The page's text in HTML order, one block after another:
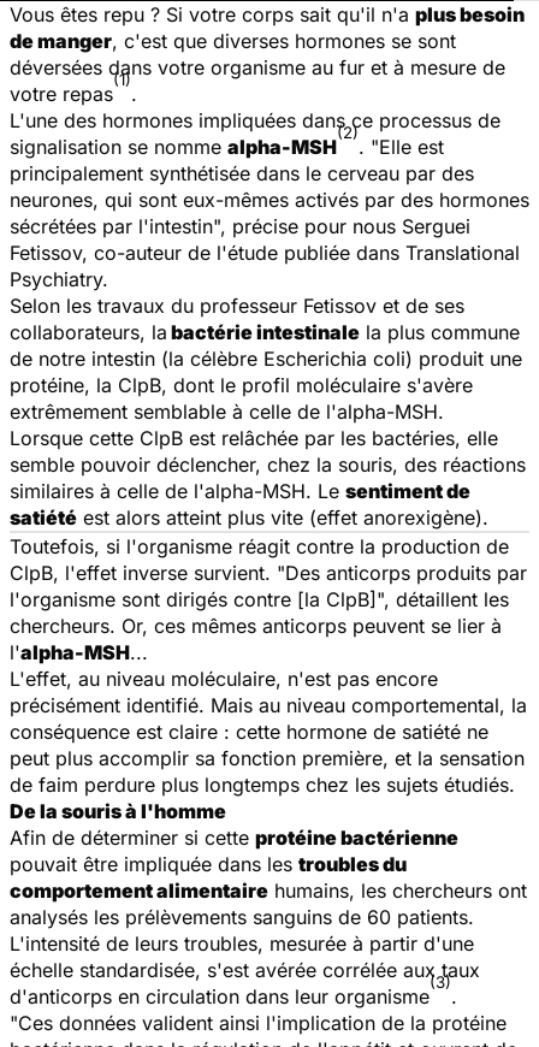
Vous êtes repu ? Si votre corps sait qu'il n'a plus besoin
de manger, c'est que diverses hormones se sont
déversées dans votre organisme au fur et à mesure de
votre repas
(1)
.
L'une des hormones impliquées dans ce processus de
signalisation se nomme alpha-MSH
(2)
. "Elle est
principalement synthétisée dans le cerveau par des
neurones, qui sont eux-mêmes activés par des hormones
sécrétées par l'intestin", précise pour nous Serguei
Fetissov, co-auteur de l'étude publiée dans Translational
Psychiatry.
Selon les travaux du professeur Fetissov et de ses
collaborateurs, la bactérie intestinale la plus commune
de notre intestin (la célèbre Escherichia coli) produit une
protéine, la ClpB, dont le profil moléculaire s'avère
extrêmement semblable à celle de l'alpha-MSH.
Lorsque cette ClpB est relâchée par les bactéries, elle
semble pouvoir déclencher, chez la souris, des réactions
similaires à celle de l'alpha-MSH. Le sentiment de
satiété est alors atteint plus vite (effet anorexigène).
Toutefois, si l'organisme réagit contre la production de
ClpB, l'effet inverse survient. "Des anticorps produits par
l'organisme sont dirigés contre [la ClpB]", détaillent les
chercheurs. Or, ces mêmes anticorps peuvent se lier à
l'alpha-MSH...
L'effet, au niveau moléculaire, n'est pas encore
précisément identifié. Mais au niveau comportemental, la
conséquence est claire : cette hormone de satiété ne
peut plus accomplir sa fonction première, et la sensation
de faim perdure plus longtemps chez les sujets étudiés.
De la souris à l'homme
Afin de déterminer si cette protéine bactérienne
pouvait être impliquée dans les troubles du
comportement alimentaire humains, les chercheurs ont
analysés les prélèvements sanguins de 60 patients.
L'intensité de leurs troubles, mesurée à partir d'une
échelle standardisée, s'est avérée corrélée aux taux
d'anticorps en circulation dans leur organisme
(3)
.
"Ces données valident ainsi l'implication de la protéine